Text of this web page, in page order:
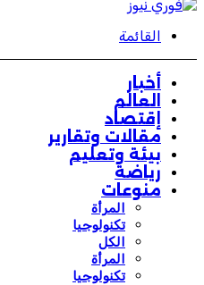
القائمة
أخبار
العالم
إقتصاد
مقالات وتقارير
بيئة وتعليم
رياضة
منوعات
المرأة
تكنولوجيا
الكل
المرأة
تكنولوجيا